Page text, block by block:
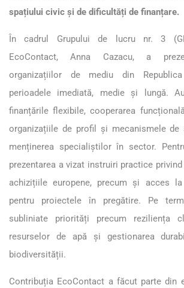
spațiului civic și de dificultăți de finanțare.
În cadrul Grupului de lucru nr. 3
EcoContact, Anna Cazacu, a
organizațiilor de mediu din
perioadele imediată, medie și lungă.
finanțările flexibile, cooperarea
organizațiile de profil și mecanismele
menținerea specialiștilor în sector.
prezentarea a vizat instruiri practice
achizițiile europene, precum și acces
pentru proiectele în pregătire. Pe
subliniate priorități precum reziliența
resurselor de apă și gestionarea
biodiversității.
Contribuția EcoContact a făcut parte din